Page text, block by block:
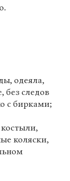
одеяла,
следов
с бирками;
коляски,